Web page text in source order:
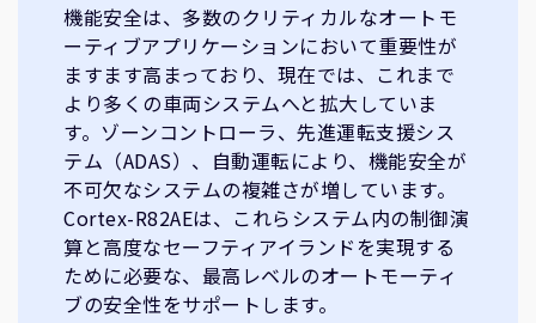
機能安全は、多数のクリティカルなオートモ
ーティブアプリケーションにおいて重要性が
ますます高まっており、現在では、これまで
より多くの車両システムへと拡大していま
す。ゾーンコントローラ、先進運転支援シス
テム（ADAS）、自動運転により、機能安全が
不可欠なシステムの複雑さが増しています。
Cortex-R82AEは、これらシステム内の制御演
算と高度なセーフティアイランドを実現する
ために必要な、最高レベルのオートモーティ
ブの安全性をサポートします。